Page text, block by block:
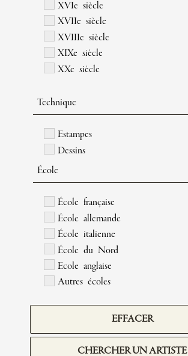
XVIe siècle
XVIIe siècle
XVIIIe siècle
XIXe siècle
XXe siècle
Technique
Estampes
Dessins
École
École française
École allemande
École italienne
École du Nord
Ecole anglaise
Autres écoles
EFFACER
CHERCHER UN ARTISTE